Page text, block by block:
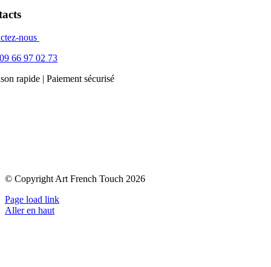
nous
66 97 02 73
rapide | Paiement sécurisé
© Copyright Art French Touch 2026
Page load link
Aller en haut